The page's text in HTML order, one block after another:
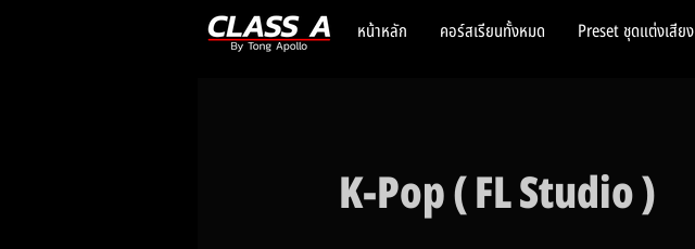
หน้าหลัก คอร์สเรียนทั้งหมด Preset ชุดแต่งเสียง
K-Pop ( FL Studio )